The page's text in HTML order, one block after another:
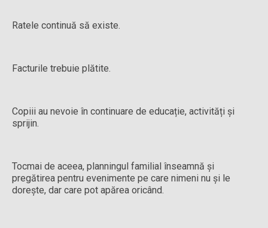
Ratele continuă să existe.
Facturile trebuie plătite.
Copiii au nevoie în continuare de educație, activități și
sprijin.
Tocmai de aceea, planningul familial înseamnă și
pregătirea pentru evenimente pe care nimeni nu și le
dorește, dar care pot apărea oricând.